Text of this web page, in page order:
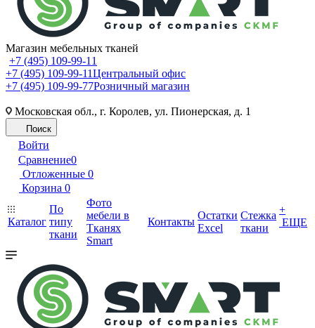
Магазин мебельных тканей
+7 (495) 109-99-11
+7 (495) 109-99-11Центральный офис
+7 (495) 109-99-77Розничный магазин
Московская обл., г. Королев, ул. Пионерская, д. 1
Поиск
Войти
Сравнение0
Отложенные 0
Корзина 0
Каталог
По
типу
ткани
Фото
мебели в
Тканях
Smart
Контакты
Остатки
Excel
Стежка
ткани
+
ЕЩЕ